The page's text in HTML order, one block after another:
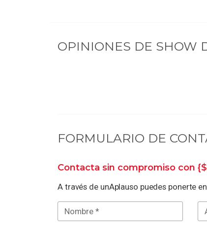
OPINIONES DE SHOW
FORMULARIO DE
Contacta sin compromiso con
A través de unAplauso puedes ponerte